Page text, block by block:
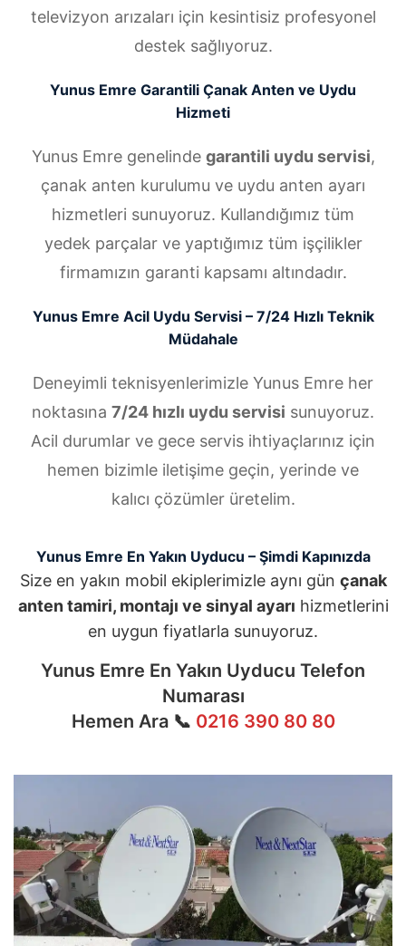
televizyon arızaları için kesintisiz profesyonel
destek sağlıyoruz.
Yunus Emre Garantili Çanak Anten ve Uydu
Hizmeti
Yunus Emre genelinde garantili uydu servisi,
çanak anten kurulumu ve uydu anten ayarı
hizmetleri sunuyoruz. Kullandığımız tüm
yedek parçalar ve yaptığımız tüm işçilikler
firmamızın garanti kapsamı altındadır.
Yunus Emre Acil Uydu Servisi – 7/24 Hızlı Teknik
Müdahale
Deneyimli teknisyenlerimizle Yunus Emre her
noktasına 7/24 hızlı uydu servisi sunuyoruz.
Acil durumlar ve gece servis ihtiyaçlarınız için
hemen bizimle iletişime geçin, yerinde ve
kalıcı çözümler üretelim.
Yunus Emre En Yakın Uyducu – Şimdi Kapınızda
Size en yakın mobil ekiplerimizle aynı gün çanak
anten tamiri, montajı ve sinyal ayarı hizmetlerini
en uygun fiyatlarla sunuyoruz.
Yunus Emre En Yakın Uyducu Telefon
Numarası
Hemen Ara 📞 0216 390 80 80